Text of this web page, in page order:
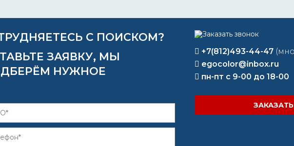
С ПОИСКОМ?
ЗАЯВКУ, МЫ
НУЖНОЕ
+7(812)493-44-47
egocolor@inbox.ru
пн-пт с 9-00 до 18-00